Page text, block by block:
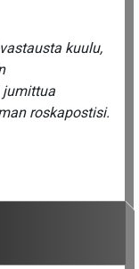
kuulu,
jumittua
roskapostisi.